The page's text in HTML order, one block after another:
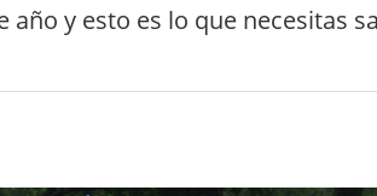
año y esto es lo que necesitas